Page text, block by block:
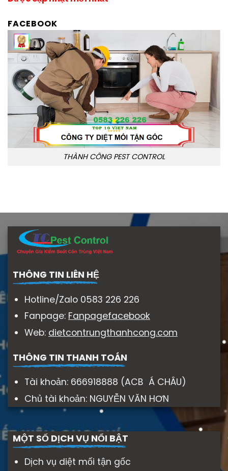
FACEBOOK
THÀNH CÔNG PEST CONTROL
THÔNG TIN LIÊN HỆ
Hotline/Zalo 0583 226 226
Fanpage: Fanpagefacebook
Web: dietcontrungthanhcong.com
THÔNG TIN THANH TOÁN
Tài khoản: 666918888 (ACB Á CHÂU)
Chủ tài khoản: NGUYỄN VĂN HƠN
MỘT SỐ DỊCH VỤ NỔI BẬT
Dịch vụ diệt mối tận gốc